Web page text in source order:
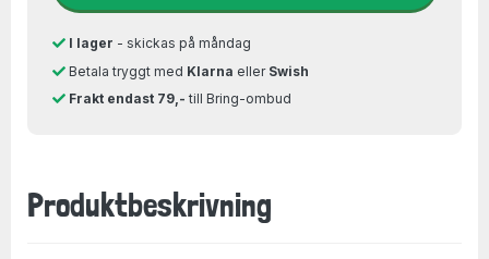
I lager - skickas på måndag
Betala tryggt med Klarna eller Swish
Frakt endast 79,- till Bring-ombud
Produktbeskrivning